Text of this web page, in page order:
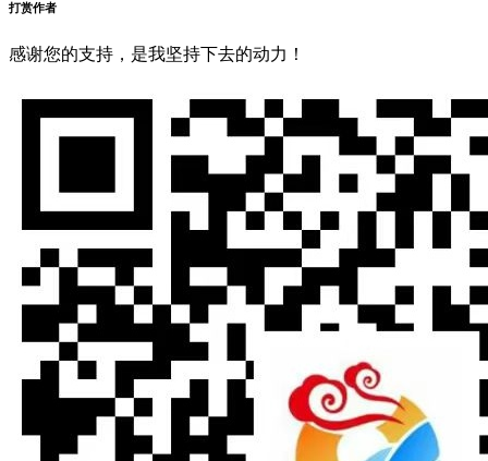
打赏作者
感谢您的支持，是我坚持下去的动力！